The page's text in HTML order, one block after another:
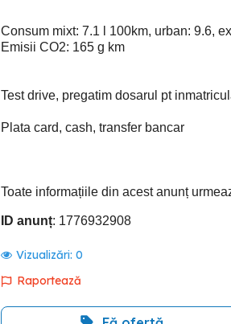
Consum mixt: 7.1 l 100km, urban: 9.6,
Emisii CO2: 165 g km
Test drive, pregatim dosarul pt
Plata card, cash, transfer bancar
Toate informațiile din acest anunț
ID anunț: 1776932908
Vizualizări: 0
Raportează